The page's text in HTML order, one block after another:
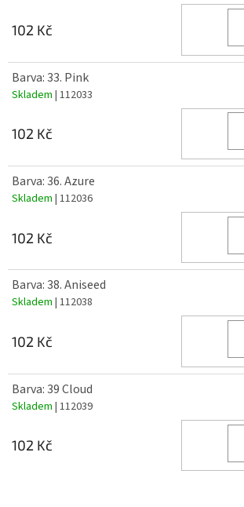
102 Kč
Barva: 33. Pink
Skladem | 112033
102 Kč
Barva: 36. Azure
Skladem | 112036
102 Kč
Barva: 38. Aniseed
Skladem | 112038
102 Kč
Barva: 39 Cloud
Skladem | 112039
102 Kč